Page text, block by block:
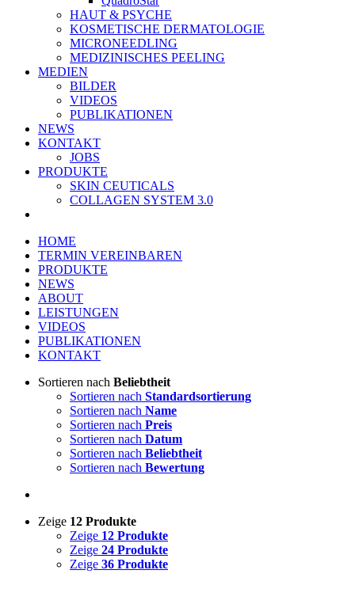
HAUT & PSYCHE
KOSMETISCHE DERMATOLOGIE
MICRONEEDLING
MEDIZINISCHES PEELING
MEDIEN
BILDER
VIDEOS
PUBLIKATIONEN
NEWS
KONTAKT
JOBS
PRODUKTE
SKIN CEUTICALS
COLLAGEN SYSTEM 3.0
HOME
TERMIN VEREINBAREN
PRODUKTE
NEWS
ABOUT
LEISTUNGEN
VIDEOS
PUBLIKATIONEN
KONTAKT
Sortieren nach Beliebtheit
Sortieren nach Standardsortierung
Sortieren nach Name
Sortieren nach Preis
Sortieren nach Datum
Sortieren nach Beliebtheit
Sortieren nach Bewertung
Zeige 12 Produkte
Zeige 12 Produkte
Zeige 24 Produkte
Zeige 36 Produkte